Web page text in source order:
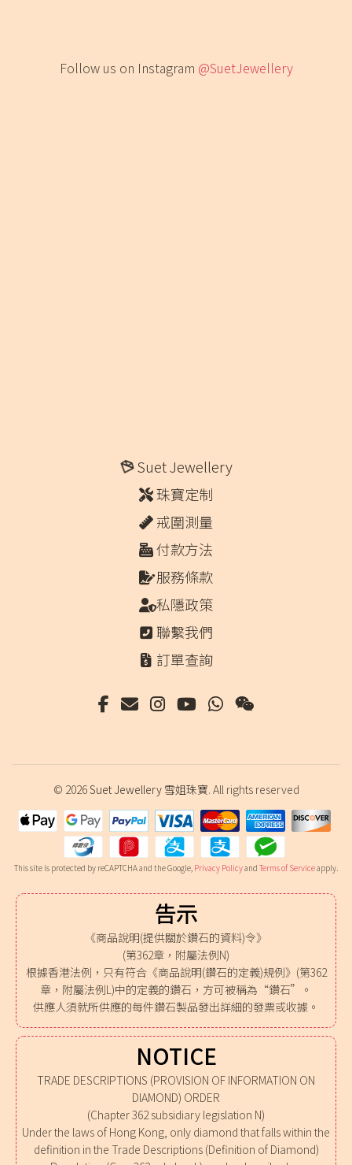
Follow us on Instagram @SuetJewellery
Suet Jewellery
珠寶定制
戒圍測量
付款方法
服務條款
私隱政策
聯繫我們
訂單查詢
© 2026Suet Jewellery 雪姐珠寶. All rights reserved
This site is protected by reCAPTCHA and the Google, Privacy Policyand Terms of Serviceapply.
告示
《商品說明(提供關於鑽石的資料)令》
(第362章，附屬法例N)
根據香港法例，只有符合《商品說明(鑽石的定義)規例》(第362
章，附屬法例L)中的定義的鑽石，方可被稱為“鑽石”。
供應人須就所供應的每件鑽石製品發出詳細的發票或收據。
NOTICE
TRADE DESCRIPTIONS (PROVISION OF INFORMATION ON
DIAMOND) ORDER
(Chapter 362 subsidiary legislation N)
Under the laws of Hong Kong, only diamond that falls within the
definition in the Trade Descriptions (Definition of Diamond)